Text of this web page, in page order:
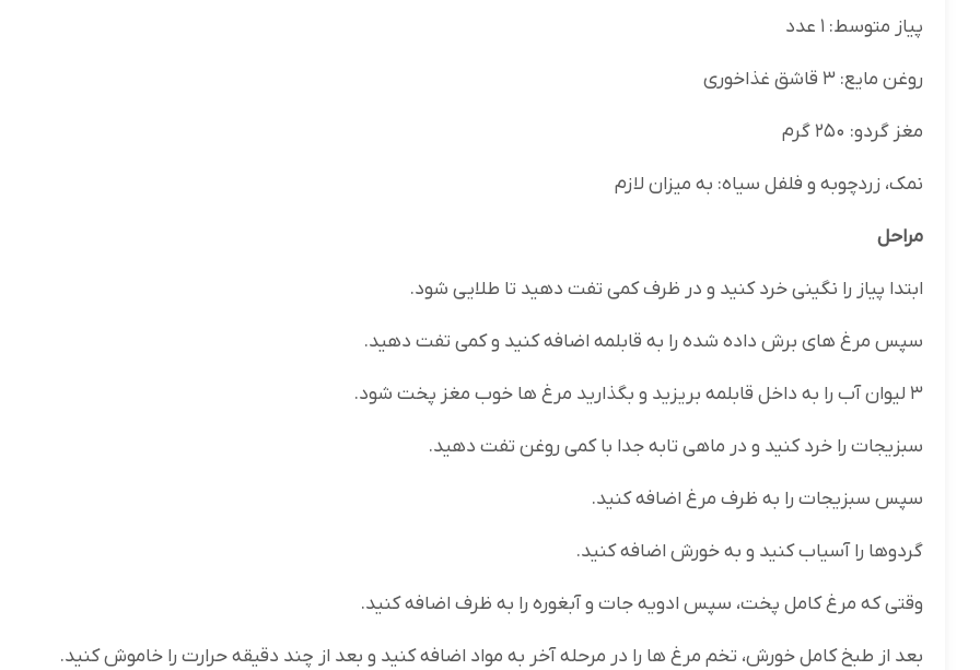
پیاز متوسط: ۱ عدد
روغن مایع: ۳ قاشق غذاخوری
مغز گردو: ۲۵۰ گرم
نمک، زردچوبه و فلفل سیاه: به میزان لازم
مراحل
ابتدا پیاز را نگینی خرد کنید و در ظرف کمی تفت دهید تا طلایی شود.
سپس مرغ ‌های برش داده شده را به قابلمه اضافه کنید و کمی تفت دهید.
۳ لیوان آب را به داخل قابلمه بریزید و بگذارید مرغ ها خوب مغز پخت شود.
سبزیجات را خرد کنید و در ماهی تابه جدا با کمی روغن تفت دهید.
سپس سبز‌یجات را به ظرف مرغ اضافه کنید.
گردوها را آسیاب کنید و به خورش اضافه کنید.
وقتی که مرغ کامل پخت، سپس ادویه جات و آبغوره را به ظرف اضافه کنید.
بعد از طبخ کامل خورش، تخم مرغ ها را در مرحله آخر به مواد اضافه کنید و بعد از چند دقیقه حرارت را خاموش کنید.